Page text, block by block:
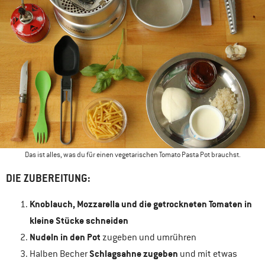
Das ist alles, was du für einen vegetarischen Tomato Pasta Pot brauchst.
DIE ZUBEREITUNG:
Knoblauch, Mozzarella und die getrockneten Tomaten in
kleine Stücke schneiden
Nudeln in den Pot zugeben und umrühren
Halben BecherSchlagsahne zugeben und mit etwas